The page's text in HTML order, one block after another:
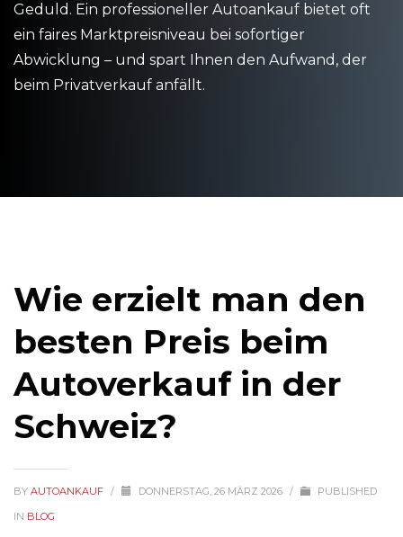
Geduld. Ein professioneller Autoankauf bietet oft
ein faires Marktpreisniveau bei sofortiger
Abwicklung – und spart Ihnen den Aufwand, der
beim Privatverkauf anfällt.
Wie erzielt man den
besten Preis beim
Autoverkauf in der
Schweiz?
BY AUTOANKAUF / DONNERSTAG, 26 MÄRZ 2026 /
PUBLISHED
IN BLOG